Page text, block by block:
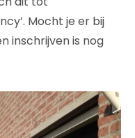
Mocht je er bij
inschrijven is nog